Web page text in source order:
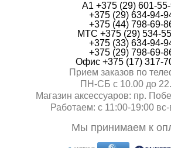
А1 +375 (29) 601-
+375 (29) 634-94-
+375 (44) 798-69-
МТС +375 (29) 534-
+375 (33) 634-94-
+375 (29) 798-69-
Офис +375 (17) 317-
Прием заказов по
ПН-СБ с 10.00 до
Магазин аксессуаров: пр.
Работаем: с 11:00-19:00
Мы принимаем к